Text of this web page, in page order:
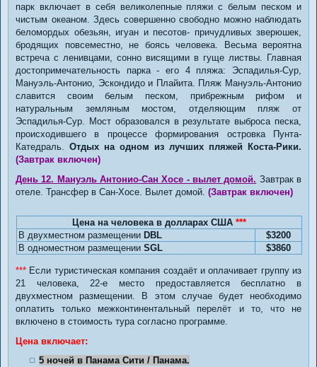
парк включает в себя великолепные пляжи с белым песком и
чистым океаном. Здесь совершенно свободно можно наблюдать
беломордых обезьян, игуан и песотов- причудливых зверюшек,
бродящих повсеместно, не боясь человека. Весьма вероятна
встреча с ленивцами, сонно висящими в гуще листвы. Главная
достопримечательность парка - его 4 пляжа: Эспадилья-Сур,
Мануэль-Антонио, Эскондидо и Плайита. Пляж Мануэль-Антонио
славится своим белым песком, прибрежным рифом и
натуральным земляным мостом, отделяющим пляж от
Эспадилья-Сур. Мост образовался в результате выброса песка,
происходившего в процессе формирования островка Пунта-
Катедраль. Отдых на одном из лучших пляжей Коста-Рики.
(Завтрак включен)
День 12. Мануэль Антонио-Сан Хосе - вылет домой. Завтрак в
отеле. Трансфер в Сан-Хосе. Вылет домой. (Завтрак включен)
Цена на человека в долларах США ***
В двухместном размещении DBL
$3200
В одноместном размещении SGL $3860
*** Если туристическая компания создаёт и оплачивает группу из
21 человека, 22-е место предоставляется бесплатно в
двухместном размещении. В этом случае будет необходимо
оплатить только межконтинентальный перелёт и то, что не
включено в стоимость тура согласно программе.
Цена включает:
5 ночей в Панама Сити / Панама.